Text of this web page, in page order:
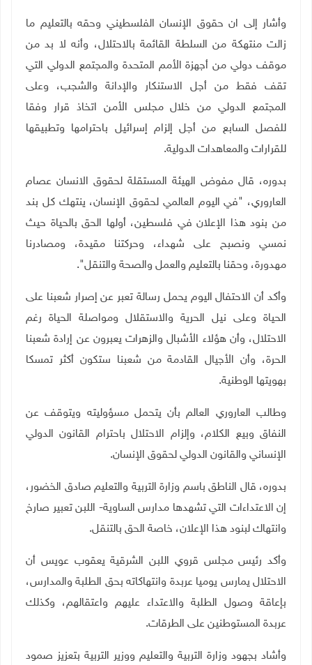
وأشار إلى ان حقوق الإنسان الفلسطيني وحقه بالتعليم ما
زالت منتهكة من السلطة القائمة بالاحتلال، وأنه لا بد من
موقف دولي من أجهزة الأمم المتحدة والمجتمع الدولي التي
تقف فقط من أجل الاستنكار والإدانة والشجب، وعلى
المجتمع الدولي من خلال مجلس الأمن اتخاذ قرار وفقا
للفصل السابع من أجل إلزام إسرائيل باحترامها وتطبيقها
للقرارات والمعاهدات الدولية.
بدوره، قال مفوض الهيئة المستقلة لحقوق الانسان عصام
العاروري، "في اليوم العالمي لحقوق الإنسان، ينتهك كل بند
من بنود هذا الإعلان في فلسطين، أولها الحق بالحياة حيث
نمسي ونصبح على شهداء، وحركتنا مقيدة، ومصادرنا
مهدورة، وحقنا بالتعليم والعمل والصحة والتنقل".
وأكد أن الاحتفال اليوم يحمل رسالة تعبر عن إصرار شعبنا على
الحياة وعلى نيل الحرية والاستقلال ومواصلة الحياة رغم
الاحتلال، وأن هؤلاء الأشبال والزهرات يعبرون عن إرادة شعبنا
الحرة، وأن الأجيال القادمة من شعبنا ستكون أكثر تمسكا
بهويتها الوطنية.
وطالب العاروري العالم بأن يتحمل مسؤوليته ويتوقف عن
النفاق وبيع الكلام، وإلزام الاحتلال باحترام القانون الدولي
الإنساني والقانون الدولي لحقوق الإنسان.
بدوره، قال الناطق باسم وزارة التربية والتعليم صادق الخضور،
إن الاعتداءات التي تشهدها مدارس الساوية- اللبن تعبير صارخ
وانتهاك لبنود هذا الإعلان، خاصة الحق بالتنقل.
وأكد رئيس مجلس قروي اللبن الشرقية يعقوب عويس أن
الاحتلال يمارس يوميا عربدة وانتهاكاته بحق الطلبة والمدارس،
بإعاقة وصول الطلبة والاعتداء عليهم واعتقالهم، وكذلك
عربدة المستوطنين على الطرقات.
وأشاد بجهود وزارة التربية والتعليم ووزير التربية بتعزيز صمود